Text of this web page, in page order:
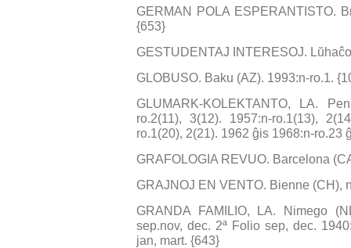
GERMAN POLA ESPERANTISTO.
{653}
GESTUDENTAJ INTERESOJ.
GLOBUSO. Baku (AZ). 1993:n-ro.1.
GLUMARK-KOLEKTANTO, LA.
ro.2(11), 3(12). 1957:n-ro.1(13),
ro.1(20), 2(21). 1962 ĝis 1968:n-ro.23
GRAFOLOGIA REVUO. Barcelona
GRAJNOJ EN VENTO. Bienne (CH),
GRANDA FAMILIO, LA. Nimego
sep.nov, dec. 2ª Folio sep, dec.
jan, mart. {643}